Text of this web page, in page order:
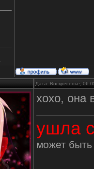
Дата: Воскресенье,
хохо, она
ушла
может быть